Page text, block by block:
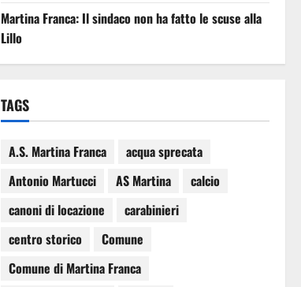
Martina Franca: Il sindaco non ha fatto le scuse alla
Lillo
TAGS
A.S. Martina Franca
acqua sprecata
Antonio Martucci
AS Martina
calcio
canoni di locazione
carabinieri
centro storico
Comune
Comune di Martina Franca